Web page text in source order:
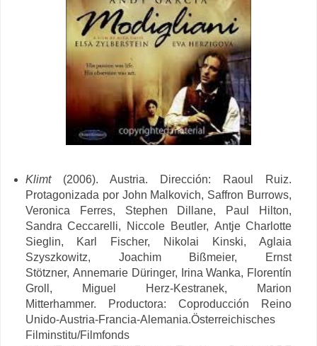
Klimt(2006). Austria. Dirección:
Raoul Ruiz.
Protagonizada por John Malkovich, Saffron Burrows,
Veronica Ferres, Stephen Dillane, Paul Hilton,
Sandra Ceccarelli, Niccole Beutler, Antje Charlotte
Sieglin, Karl Fischer, Nikolai Kinski,Aglaia
Szyszkowitz, Joachim Bißmeier, Ernst
Stötzner, Annemarie Düringer, Irina Wanka, Florentín
Groll,
Miguel Herz-Kestranek, Marion
Mitterhammer.
Productora:Coproducción Reino
Unido-Austria-Francia-Alemania.Österreichisches
Filminstitu/Filmfonds